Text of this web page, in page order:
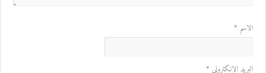
الاسم *
البريد الإلكتروني *